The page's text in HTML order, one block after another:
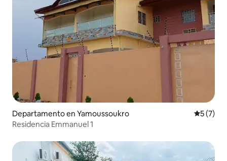
Departamento en Yamoussoukro
5 (7)
Residencia Emmanuel 1